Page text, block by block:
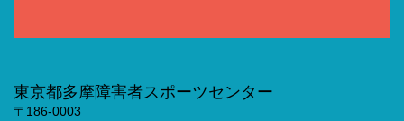
東京都多摩障害者スポーツセンター
〒186-0003